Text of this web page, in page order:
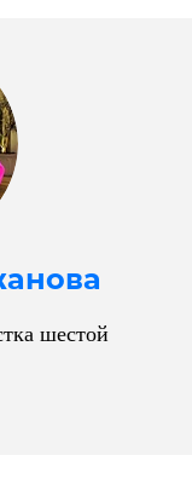
шестой